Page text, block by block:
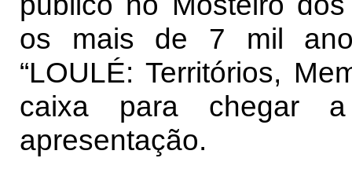
os mais de 7 mil
“LOULÉ: Territórios,
caixa para chegar
apresentação.